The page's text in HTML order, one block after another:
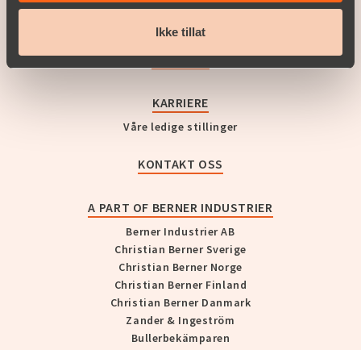
Ikke tillat
SUPPORT
KARRIERE
Våre ledige stillinger
KONTAKT OSS
A PART OF BERNER INDUSTRIER
Berner Industrier AB
Christian Berner Sverige
Christian Berner Norge
Christian Berner Finland
Christian Berner Danmark
Zander & Ingeström
Bullerbekämparen